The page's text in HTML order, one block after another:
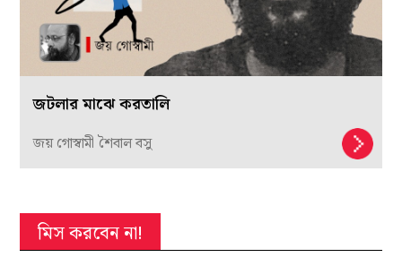
জটলার মাঝে করতালি
জয় গোস্বামী শৈবাল বসু
মিস করবেন না!